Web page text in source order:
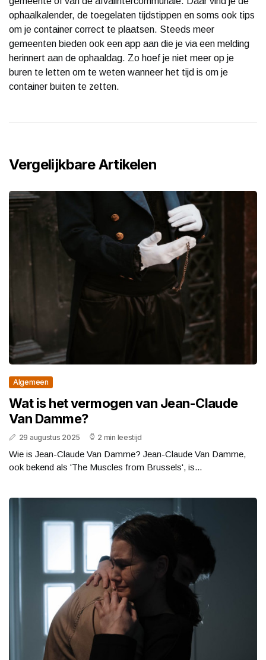
ophaalkalender, de toegelaten tijdstippen en soms ook tips
om je container correct te plaatsen. Steeds meer
gemeenten bieden ook een app aan die je via een melding
herinnert aan de ophaaldag. Zo hoef je niet meer op je
buren te letten om te weten wanneer het tijd is om je
container buiten te zetten.
Vergelijkbare Artikelen
Algemeen
Wat is het vermogen van Jean-Claude
Van Damme?
29 augustus 2025 2 min leestijd
Wie is Jean-Claude Van Damme? Jean-Claude Van Damme,
ook bekend als 'The Muscles from Brussels', is...